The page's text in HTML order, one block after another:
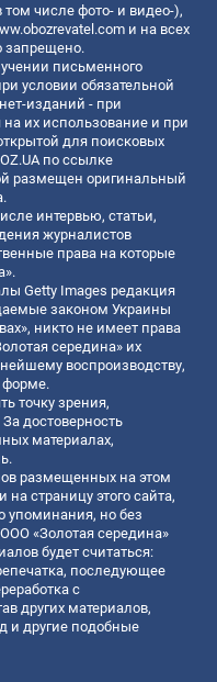
числе фото- и видео-),
и на всех
запрещено.
письменного
условии обязательной
изданий - при
их использование и при
для поисковых
по ссылке
размещен оригинальный
интервью, статьи,
журналистов
права на которые
Getty Images редакция
законом Украины
никто не имеет права
середина» их
воспроизводству,
форме.
точку зрения,
достоверность
материалах,
размещенных на этом
страницу этого сайта,
упоминания, но без
«Золотая середина»
будет считаться:
последующее
с
других материалов,
и другие подобные